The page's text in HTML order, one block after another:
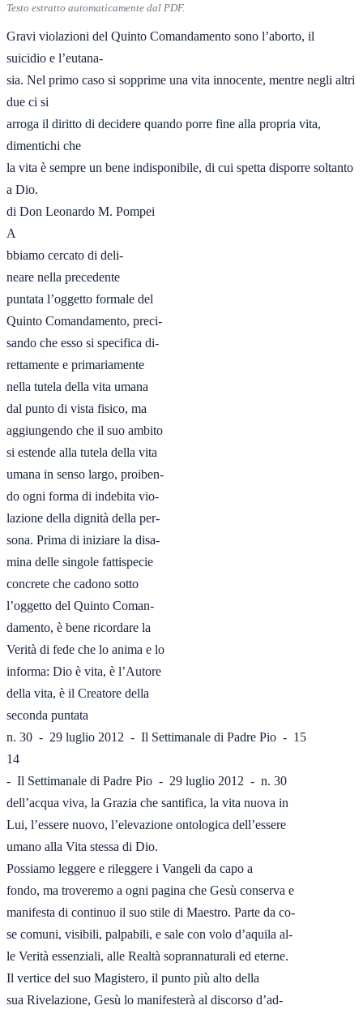
Testo estratto automaticamente dal PDF.
Gravi violazioni del Quinto Comandamento sono l’aborto, il
suicidio e l’eutana-
sia. Nel primo caso si sopprime una vita innocente, mentre negli altri
due ci si
arroga il diritto di decidere quando porre fine alla propria vita,
dimentichi che
la vita è sempre un bene indisponibile, di cui spetta disporre soltanto
a Dio.
di Don Leonardo M. Pompei
A
bbiamo cercato di deli-
neare nella precedente
puntata l’oggetto formale del
Quinto Comandamento, preci-
sando che esso si specifica di-
rettamente e primariamente
nella tutela della vita umana
dal punto di vista fisico, ma
aggiungendo che il suo ambito
si estende alla tutela della vita
umana in senso largo, proiben-
do ogni forma di indebita vio-
lazione della dignità della per-
sona. Prima di iniziare la disa-
mina delle singole fattispecie
concrete che cadono sotto
l’oggetto del Quinto Coman-
damento, è bene ricordare la
Verità di fede che lo anima e lo
informa: Dio è vita, è l’Autore
della vita, è il Creatore della
seconda puntata
n. 30  -  29 luglio 2012  -  Il Settimanale di Padre Pio  -  15
14
-  Il Settimanale di Padre Pio  -  29 luglio 2012  -  n. 30
dell’acqua viva, la Grazia che santifica, la vita nuova in
Lui, l’essere nuovo, l’elevazione ontologica dell’essere
umano alla Vita stessa di Dio.
Possiamo leggere e rileggere i Vangeli da capo a
fondo, ma troveremo a ogni pagina che Gesù conserva e
manifesta di continuo il suo stile di Maestro. Parte da co-
se comuni, visibili, palpabili, e sale con volo d’aquila al-
le Verità essenziali, alle Realtà soprannaturali ed eterne.
Il vertice del suo Magistero, il punto più alto della
sua Rivelazione, Gesù lo manifesterà al discorso d’ad-